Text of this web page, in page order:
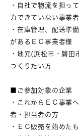
・自社で物流を担っ
力できていない事業
・在庫管理、配送準
があるＥＣ事業者様
・地元(浜松市・磐田
つくりたい方
■ご参加対象の企業
・これからＥＣ事業
者・担当者の方
・ＥＣ販売を始めた